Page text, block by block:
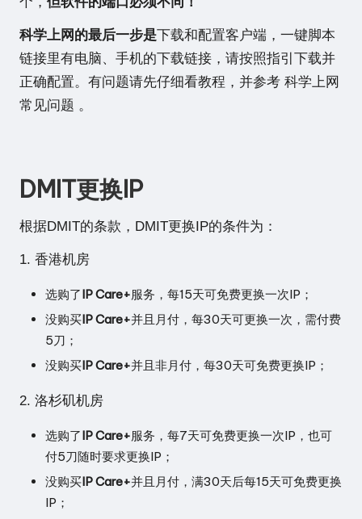
科学上网的最后一步是下载和配置客户端，一键脚本
链接里有电脑、手机的下载链接，请按照指引下载并
正确配置。有问题请先仔细看教程，并参考 科学上网
常见问题 。
DMIT更换IP
根据DMIT的条款 ，DMIT更换IP的条件为：
1. 香港机房
选购了IP Care+服务，每15天可免费更换一次IP；
没购买IP Care+并且月付，每30天可更换一次，需付费
5刀；
没购买IP Care+并且非月付，每30天可免费更换IP；
2. 洛杉矶机房
选购了IP Care+服务，每7天可免费更换一次IP，也可
付5刀随时要求更换IP；
没购买IP Care+并且月付，满30天后每15天可免费更换
IP；